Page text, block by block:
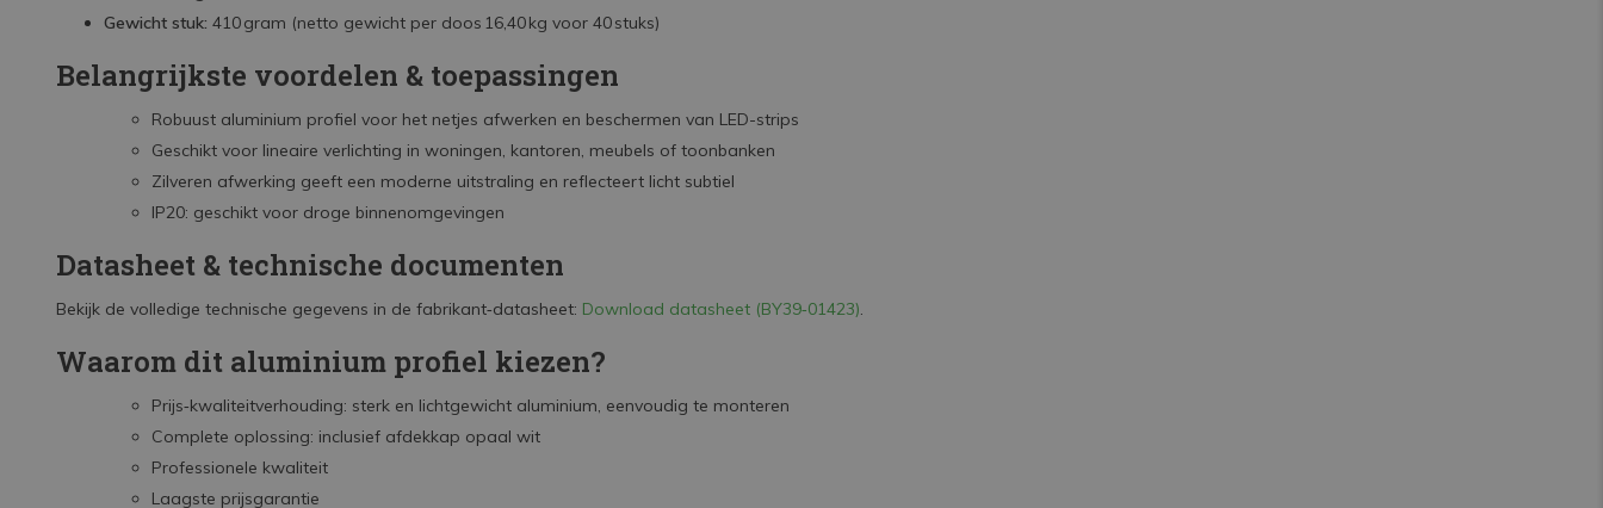
Gewicht stuk: 410 gram (netto gewicht per doos 16,40 kg voor 40 stuks)
Belangrijkste voordelen & toepassingen
Robuust aluminium profiel voor het netjes afwerken en beschermen van LED-strips
Geschikt voor lineaire verlichting in woningen, kantoren, meubels of toonbanken
Zilveren afwerking geeft een moderne uitstraling en reflecteert licht subtiel
IP20: geschikt voor droge binnenomgevingen
Datasheet & technische documenten
Bekijk de volledige technische gegevens in de fabrikant‑datasheet: Download datasheet (BY39‑01423).
Waarom dit aluminium profiel kiezen?
Prijs‑kwaliteitverhouding: sterk en lichtgewicht aluminium, eenvoudig te monteren
Complete oplossing: inclusief afdekkap opaal wit
Professionele kwaliteit
Laagste prijsgarantie